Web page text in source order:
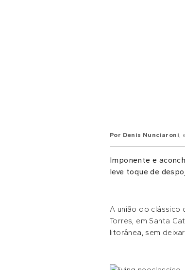
Por Denis Nunciaroni,
Imponente e
leve toque de
A união do clássico
Torres, em Santa
litorânea, sem